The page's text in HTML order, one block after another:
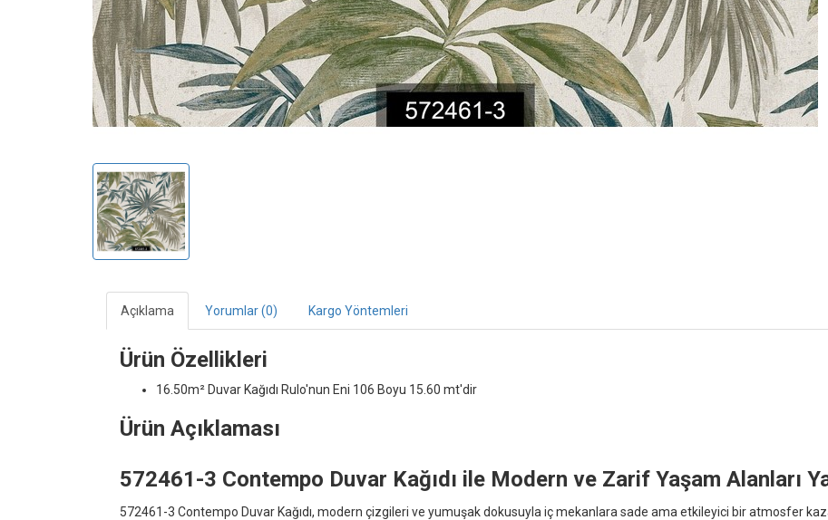
Açıklama Yorumlar (0) Kargo Yöntemleri
Ürün Özellikleri
16.50m² Duvar Kağıdı Rulo'nun Eni 106 Boyu 15.60 mt'dir
Ürün Açıklaması
572461-3 Contempo Duvar Kağıdı ile Modern ve Zarif Yaşam Alanları
572461-3 Contempo Duvar Kağıdı, modern çizgileri ve yumuşak dokusuyla iç mekanlara sade ama etkileyici bir atmosfer